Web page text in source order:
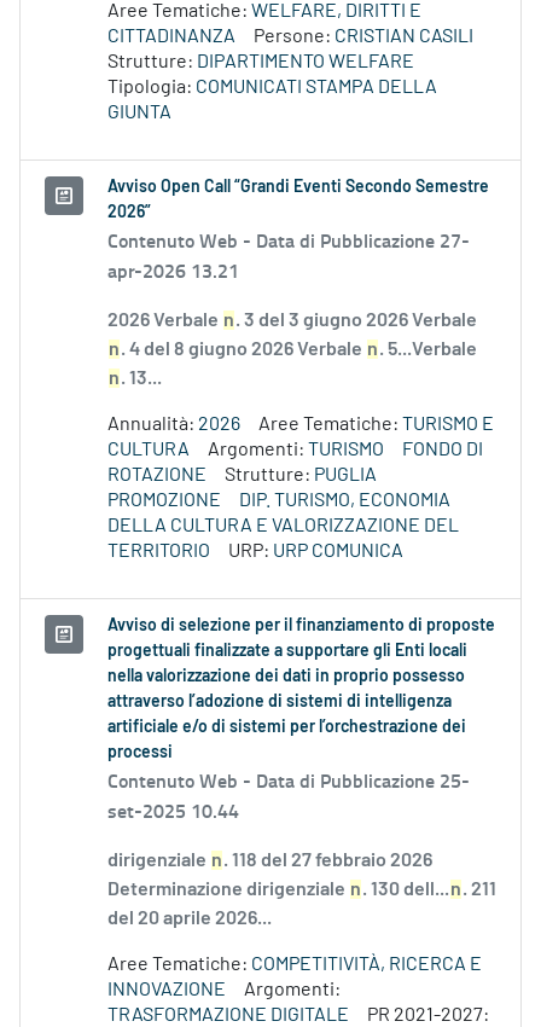
Aree Tematiche: WELFARE, DIRITTI E
CITTADINANZA
Persone: CRISTIAN CASILI
Strutture: DIPARTIMENTO WELFARE
Tipologia: COMUNICATI STAMPA DELLA
GIUNTA
Avviso Open Call “Grandi Eventi Secondo Semestre
2026”
Contenuto Web - Data di Pubblicazione 27-
apr-2026 13.21
2026 Verbale n. 3 del 3 giugno 2026 Verbale
n. 4 del 8 giugno 2026 Verbale n. 5...Verbale
n. 13...
Annualità: 2026 Aree Tematiche: TURISMO E
CULTURA
Argomenti: TURISMO
FONDO DI
ROTAZIONE
Strutture: PUGLIA
PROMOZIONE
DIP. TURISMO, ECONOMIA
DELLA CULTURA E VALORIZZAZIONE DEL
TERRITORIO
URP: URP COMUNICA
Avviso di selezione per il finanziamento di proposte
progettuali finalizzate a supportare gli Enti locali
nella valorizzazione dei dati in proprio possesso
attraverso l’adozione di sistemi di intelligenza
artificiale e/o di sistemi per l’orchestrazione dei
processi
Contenuto Web - Data di Pubblicazione 25-
set-2025 10.44
dirigenziale n. 118 del 27 febbraio 2026
Determinazione dirigenziale n. 130 dell...n. 211
del 20 aprile 2026...
Aree Tematiche: COMPETITIVITÀ, RICERCA E
INNOVAZIONE
Argomenti:
TRASFORMAZIONE DIGITALE
PR 2021-2027: